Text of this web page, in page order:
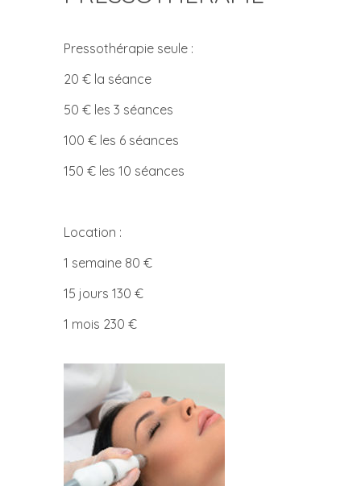
Pressothérapie seule :
20 € la séance
50 € les 3 séances
100 € les 6 séances
150 € les 10 séances
Location :
1 semaine 80 €
15 jours 130 €
1 mois 230 €